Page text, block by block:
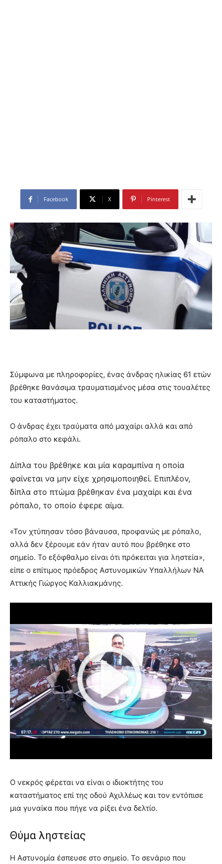
Facebook X Pinterest
Σύμφωνα με πληροφορίες, ένας άνδρας ηλικίας 61 ετών
βρέθηκε θανάσιμα τραυματισμένος μέσα στις τουαλέτες
του καταστήματος.
Ο άνδρας έχει τραύματα από μαχαίρι αλλά και από
ρόπαλο στο κεφάλι.
Δίπλα του βρέθηκε και μία καραμπίνα η οποία
φαίνεται να μην είχε χρησιμοποιηθεί. Επιπλέον,
δίπλα στο πτώμα βρέθηκαν ένα μαχαίρι και ένα
ρόπαλο, το οποίο έφερε αίμα.
«Τον χτύπησαν τόσο βάναυσα, προφανώς με ρόπαλο,
αλλά δεν ξέρουμε εάν ήταν αυτό που βρέθηκε στο
σημείο. Το εξόφθαλμο είναι ότι πρόκειται για ληστεία»,
είπε ο επίτιμος πρόεδρος Αστυνομικών Υπαλλήλων ΝΑ
Αττικής Γιώργος Καλλιακμάνης.
Ο νεκρός φέρεται να είναι ο ιδιοκτήτης του
καταστήματος επί της οδού Αχιλλέως και τον εντόπισε
μια γυναίκα που πήγε να ρίξει ένα δελτίο.
Θύμα ληστείας
Η Αστυνομία έσπευσε στο σημείο. Το σενάριο που